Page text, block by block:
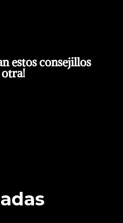
estos consejillos
otra!